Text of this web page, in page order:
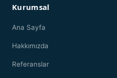
Kurumsal
Ana Sayfa
Hakkımızda
Referanslar